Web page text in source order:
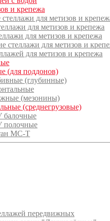
и крепежа
для метизов и
для метизов и крепежа
для метизов и крепежа
стеллажи для метизов и
для метизов и крепежа
(для поддонов)
(глубинные)
(мезонины)
(среднегрузовые)
балочные
полочные
МС-Т
передвижных